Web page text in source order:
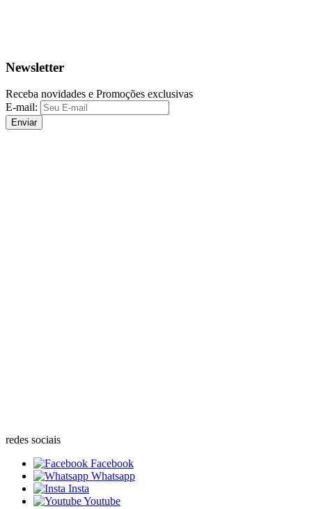
Newsletter
Receba novidades e Promoções exclusivas
E-mail:
Enviar
redes sociais
Facebook
Whatsapp
Insta
Youtube